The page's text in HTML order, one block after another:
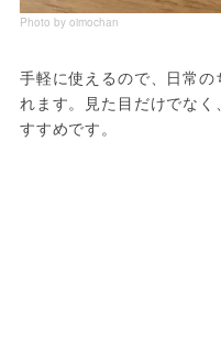
Photo by oimochan
手軽に使えるので、日常
れます。見た目だけでな
すすめです。